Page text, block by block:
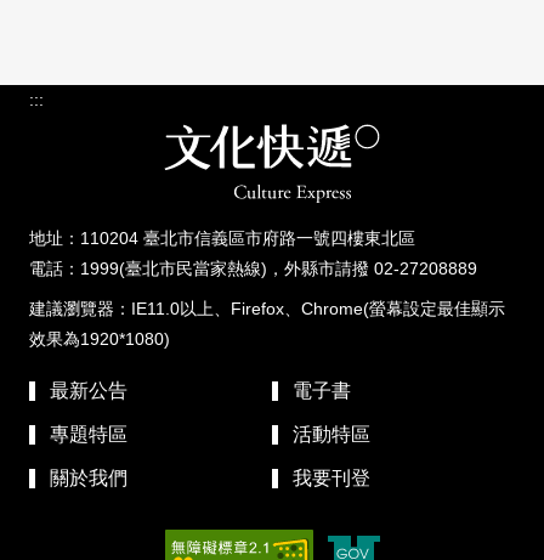
:::
地址：110204 臺北市信義區市府路一號四樓東北區
電話：1999(臺北市民當家熱線)，外縣市請撥 02-27208889
建議瀏覽器：IE11.0以上、Firefox、Chrome(螢幕設定最佳顯示
效果為1920*1080)
最新公告 電子書
專題特區 活動特區
關於我們 我要刊登